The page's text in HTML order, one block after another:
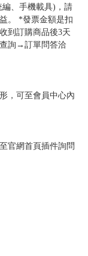
、手機載具)，請
。 *發票金額是扣
到訂購商品後3天
詢→訂單問答洽
，可至會員中心內
官網首頁插件詢問